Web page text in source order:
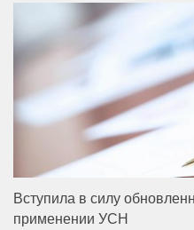
Вступила в силу
применении УСН